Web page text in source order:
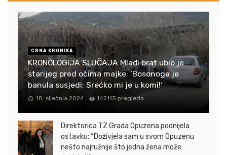
CRNA KRONIKA
KRONOLOGIJA SLUČAJA Mlađi brat ubio je
starijeg pred očima majke: ‘Bosonoga je
banula susjedi: Srećko mi je u komi!‘
18. siječnja 2024. 142115 pregleda
Direktorica TZ Grada Opuzena podnijela
ostavku: “Doživjela sam u svom Opuzenu
nešto najružnije što jedna žena može